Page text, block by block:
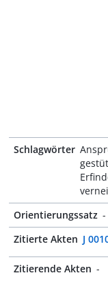
Schlagwörter
Orientierungssatz -
Zitierte Akten J
Zitierende Akten -